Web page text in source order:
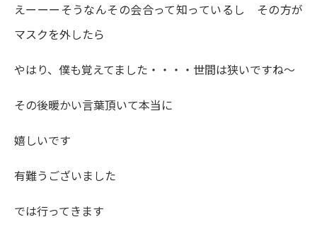
えーーーそうなんその会合って知っているし その方が
マスクを外したら
やはり、僕も覚えてました・・・・世間は狭いですね～
その後暖かい言葉頂いて本当に
嬉しいです
有難うございました
では行ってきます